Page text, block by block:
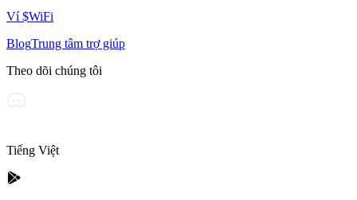
Ví $WiFi
BlogTrung tâm trợ giúp
Theo dõi chúng tôi
Tiếng Việt